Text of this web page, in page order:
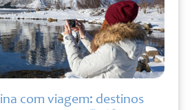
com viagem: destinos